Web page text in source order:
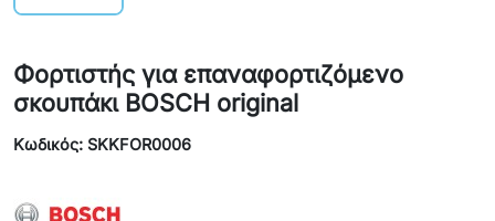
Φορτιστής για επαναφορτιζόμενο
σκουπάκι BOSCH original
Κωδικός: SKKFOR0006